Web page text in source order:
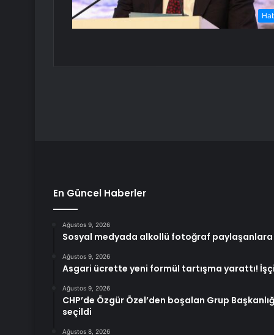
En Güncel Haberler
Ağustos 9, 2026
Sosyal medyada alkollü fotoğraf paylaşanlara
Ağustos 9, 2026
Asgari ücrette yeni formül tartışma yarattı! İşçi
Ağustos 9, 2026
CHP’de Özgür Özel’den boşalan Grup
seçildi
Ağustos 8, 2026